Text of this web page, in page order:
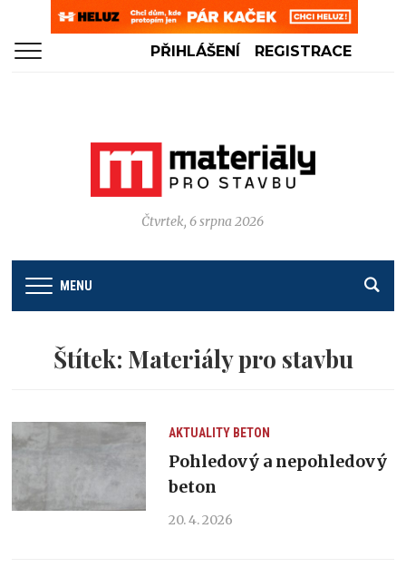
PŘIHLÁŠENÍ REGISTRACE
Čtvrtek, 6 srpna 2026
MENU
Štítek: Materiály pro stavbu
AKTUALITY BETON
Pohledový a nepohledový
beton
20. 4. 2026